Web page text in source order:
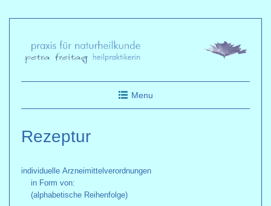
content
Menu
Rezeptur
individuelle Arzneimittelverordnungen
in Form von:
(alphabetische Reihenfolge)